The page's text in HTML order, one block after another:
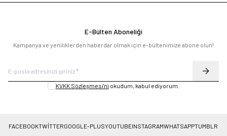
E-Bülten Aboneliği
Kampanya ve yeniliklerden haberdar olmak için e-bültenimize abone olun!
KVKK Sözleşmesi'ni okudum, kabul ediyorum.
FACEBOOKTWITTERGOOGLE-PLUSYOUTUBEINSTAGRAMWHATSAPPTUMBLR